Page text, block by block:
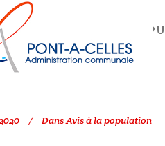
AVIS À LA
DansAvis à la population